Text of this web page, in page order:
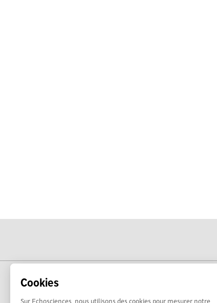
Cookies
Sur Echosciences, nous utilisons des cookies pour mesurer notre